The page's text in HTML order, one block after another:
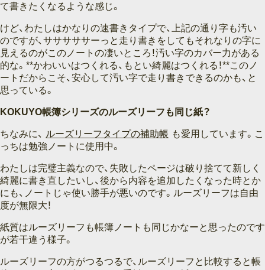
て書きたくなるような感じ。
けど、わたしはかなりの速書きタイプで、上記の通り字も汚い
のですが、サササササーっと走り書きをしてもそれなりの字に
見えるのがこのノートの凄いところ！汚い字のカバー力がある
的な。**かわいいはつくれる、もとい綺麗はつくれる！**このノ
ートだからこそ、安心して汚い字で走り書きできるのかも、と
思っている。
KOKUYO帳簿シリーズのルーズリーフも同じ紙？
ちなみに、 ルーズリーフタイプの補助帳 も愛用しています。こ
っちは勉強ノートに使用中。
わたしは完璧主義なので、失敗したページは破り捨てて新しく
綺麗に書き直したいし、後から内容を追加したくなった時とか
にも、ノートじゃ使い勝手が悪いのです。ルーズリーフは自由
度が無限大！
紙質はルーズリーフも帳簿ノートも同じかなーと思ったのです
が若干違う様子。
ルーズリーフの方がつるつるで、ルーズリーフと比較すると帳